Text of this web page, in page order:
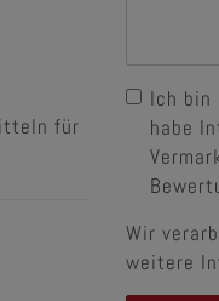
für
Ich bin
habe
Wir
weitere